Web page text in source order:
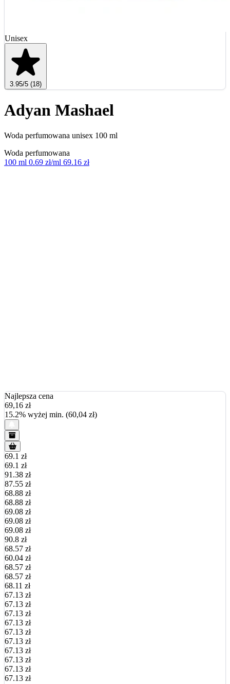
Unisex
3.95/5 (18)
Adyan Mashael
Woda perfumowana unisex 100 ml
Woda perfumowana
100 ml 0.69 zł/ml 69.16 zł
Najlepsza cena
69,16 zł
15.2% wyżej min. (60,04 zł)
69.1 zł
69.1 zł
91.38 zł
87.55 zł
68.88 zł
68.88 zł
69.08 zł
69.08 zł
69.08 zł
90.8 zł
68.57 zł
60.04 zł
68.57 zł
68.57 zł
68.11 zł
67.13 zł
67.13 zł
67.13 zł
67.13 zł
67.13 zł
67.13 zł
67.13 zł
67.13 zł
67.13 zł
67.13 zł